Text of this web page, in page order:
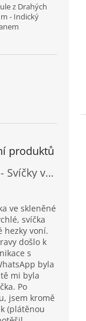
z Drahých
- Indický
produktů
Jantarová mozaika - Svíčky ve skleněných dózách - Vysoké
z 5 hvězdiček.
ve skleněné
svíčka
hezky voní.
došlo k
s
byla
mi byla
Po
jsem kromě
(plátěnou